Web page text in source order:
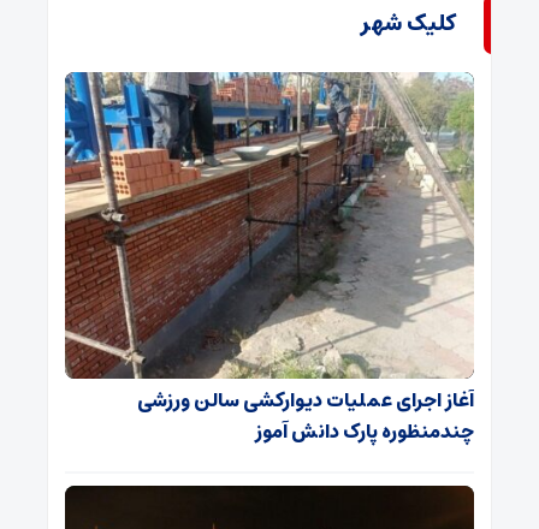
کلیک شهر
آغاز اجرای عملیات دیوارکشی سالن ورزشی
چندمنظوره پارک دانش آموز